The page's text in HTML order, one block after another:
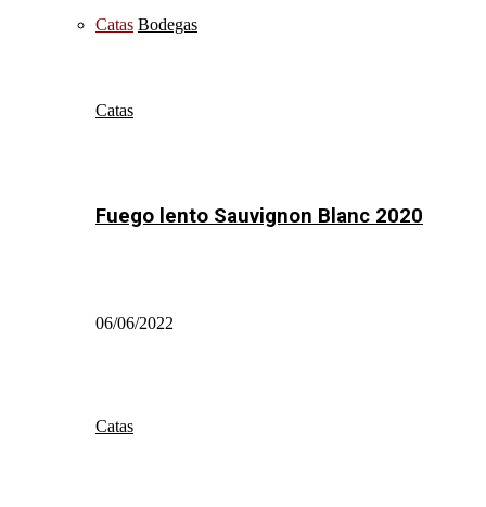
Catas Bodegas
Catas
Fuego lento Sauvignon Blanc 2020
06/06/2022
Catas